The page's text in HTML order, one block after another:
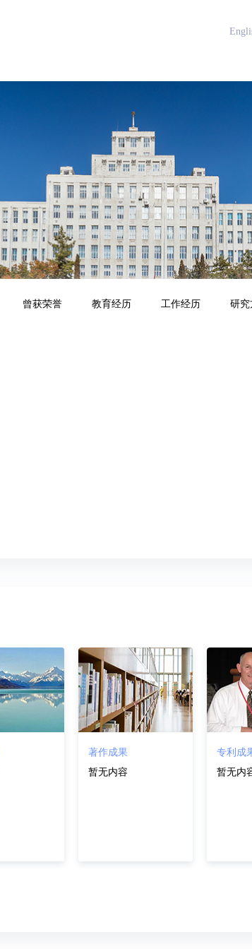
曾获荣誉 教育经历 工作经历 研究
著作成果
暂无内容
专利成
暂无内